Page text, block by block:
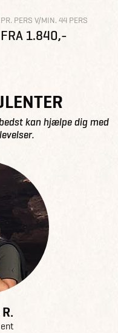
PR. PERS V/MIN. 44 PERS
FRA 1.840,-
kan hjælpe dig med